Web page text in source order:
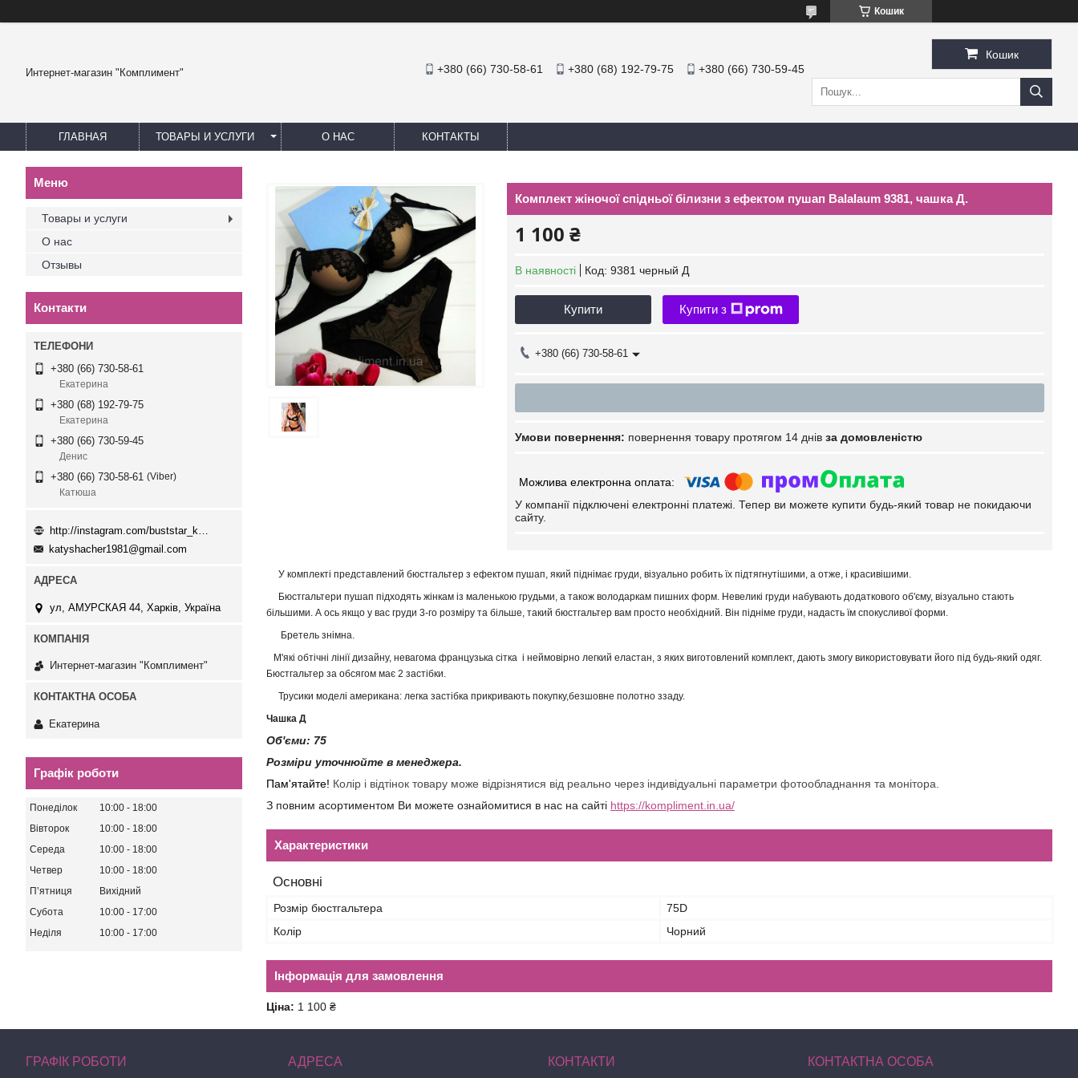
Кошик
Интернет-магазин "Комплимент" +380 (66) 730-58-61 +380 (68) 192-79-75 +380 (66) 730-59-45
Кошик
ГЛАВНАЯ ТОВАРЫ И УСЛУГИ О НАС КОНТАКТЫ
Комплект жіночої спідньої білизни з ефектом пушап Balalaum 9381, чашка Д.
1 100 ₴
В наявності Код: 9381 черный Д
Купити Купити з
+380 (66) 730-58-61
повернення товару протягом 14 днів за домовленістю
У компанії підключені електронні платежі. Тепер ви можете купити будь-який товар не покидаючи
сайту.
У комплекті представлений бюстгальтер з ефектом пушап, який піднімає груди, візуально робить їх підтягнутішими, а отже, і красивішими.
Бюстгальтери пушап підходять жінкам із маленькою грудьми, а також володаркам пишних форм. Невеликі груди набувають додаткового об'єму, візуально стають
більшими. А ось якщо у вас груди 3-го розміру та більше, такий бюстгальтер вам просто необхідний. Він підніме груди, надасть їм спокусливої форми.
Бретель знімна.
М'які обтічні лінії дизайну, невагома французька сітка і неймовірно легкий еластан, з яких виготовлений комплект, дають змогу використовувати його під будь-який одяг.
Бюстгальтер за обсягом має 2 застібки.
Трусики моделі американа: легка застібка прикривають покупку,безшовне полотно ззаду.
Чашка Д
Об'єми: 75
Розміри уточнюйте в менеджера.
Пам'ятайте! Колір і відтінок товару може відрізнятися від реально через індивідуальні параметри фотообладнання та монітора.
З повним асортиментом Ви можете ознайомитися в нас на сайті https://kompliment.in.ua/
Характеристики
Основні
Розмір бюстгальтера
75D
Колір
Чорний
Інформація для замовлення
Ціна: 1 100 ₴
Товары и услуги
О нас
Отзывы
Контакти
+380 (66) 730-58-61
Екатерина
+380 (68) 192-79-75
Екатерина
+380 (66) 730-59-45
Денис
+380 (66) 730-58-61 Viber
Катюша
katyshacher1981@gmail.com
ул, АМУРСКАЯ 44, Харків, Україна
Интернет-магазин "Комплимент"
Екатерина
Графік роботи
Понеділок 10:00
18:00
Вівторок
10:00
18:00
Середа
10:00
18:00
Четвер
10:00
18:00
Пʼятниця
Вихідний
Субота
10:00
17:00
Неділя
10:00 17:00
ГРАФІК РОБОТИ